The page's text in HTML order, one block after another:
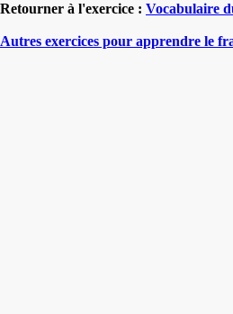
Retourner à l'exercice : Vocabulaire
Autres exercices pour apprendre le